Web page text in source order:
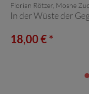
Florian Rötzer, Moshe
In der Wüste der
18,00 € *